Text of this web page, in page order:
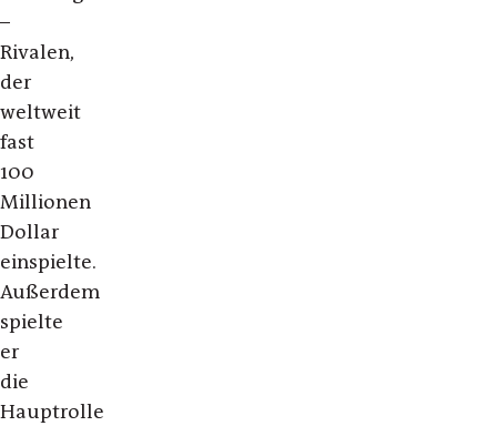
–
Rivalen,
der
weltweit
fast
100
Millionen
Dollar
einspielte.
Außerdem
spielte
er
die
Hauptrolle